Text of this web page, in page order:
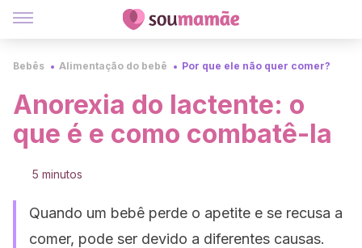
Bebês Alimentação do bebê Por que ele não quer comer?
Anorexia do lactente: o
que é e como combatê-la
5 minutos
Quando um bebê perde o apetite e se recusa a
comer, pode ser devido a diferentes causas.